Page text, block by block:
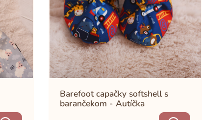
Barefoot capačky softshell s
barančekom - Autíčka